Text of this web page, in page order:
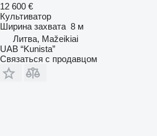
12 600 €
Культиватор
Ширина захвата 8 м
Литва, Mažeikiai
UAB “Kunista”
Связаться с продавцом